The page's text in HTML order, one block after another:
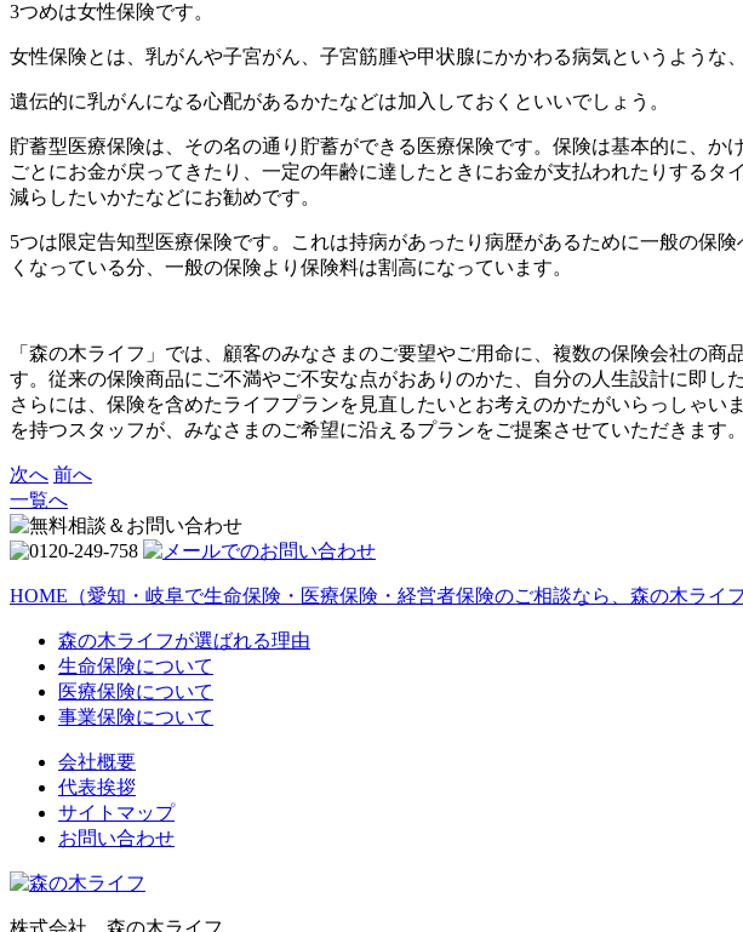
3つめは女性保険です。
女性保険とは、乳がんや子宮がん、子宮筋腫や甲状腺にかかわる病気というような
遺伝的に乳がんになる心配があるかたなどは加入しておくといいでしょう。
貯蓄型医療保険は、その名の通り貯蓄ができる医療保険です。保険は基本的に、
ごとにお金が戻ってきたり、一定の年齢に達したときにお金が支払われたりする
減らしたいかたなどにお勧めです。
5つは限定告知型医療保険です。これは持病があったり病歴があるために一般の保
くなっている分、一般の保険より保険料は割高になっています。
「森の木ライフ」では、顧客のみなさまのご要望やご用命に、複数の保険会社の
す。従来の保険商品にご不満やご不安な点がおありのかた、自分の人生設計に即
さらには、保険を含めたライフプランを見直したいとお考えのかたがいらっしゃ
を持つスタッフが、みなさまのご希望に沿えるプランをご提案させていただきます。
次へ 前へ
一覧へ
HOME （愛知・岐阜で生命保険・医療保険・経営者保険のご相談なら、森の木ライフ
森の木ライフが選ばれる理由
生命保険について
医療保険について
事業保険について
会社概要
代表挨拶
サイトマップ
お問い合わせ